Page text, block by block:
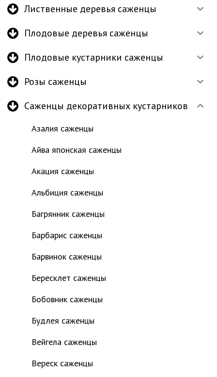
Лиственные деревья саженцы
Плодовые деревья саженцы
Плодовые кустарники саженцы
Розы саженцы
Саженцы декоративных кустарников
Азалия саженцы
Айва японская саженцы
Акация саженцы
Альбиция саженцы
Багрянник саженцы
Барбарис саженцы
Барвинок саженцы
Бересклет саженцы
Бобовник саженцы
Будлея саженцы
Вейгела саженцы
Вереск саженцы